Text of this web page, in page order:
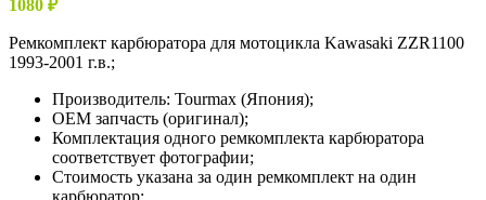
1080 ₽
Ремкомплект карбюратора для мотоцикла Kawasaki ZZR1100
1993-2001 г.в.;
Производитель: Tourmax (Япония);
OEM запчасть (оригинал);
Комплектация одного ремкомплекта карбюратора
соответствует фотографии;
Стоимость указана за один ремкомплект на один